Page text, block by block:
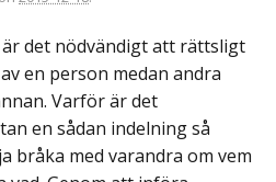
det nödvändigt att rättsligt
en person medan andra
Varför är det
en sådan indelning så
bråka med varandra om vem